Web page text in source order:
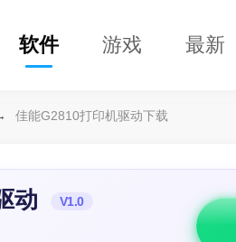
软件 游戏 最新
佳能G2810打印机驱动下载
动 V1.0